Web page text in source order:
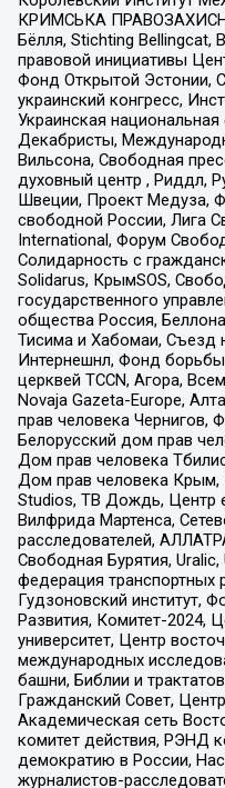
КРИМСЬКА
Бёлля, Stichting Bellingcat,
правовой инициативы
Фонд Открытой Эстонии,
украинский конгресс,
Украинская
Декабристы,
Вильсона, Свободная
духовный центр , Риддл,
Швеции, Проект Медуза,
свободной России, Лига
International, Форум
Солидарность с
Solidarus, КрымSOS,
государственного
общества Россия,
Тисима и Хабомаи, Съезд
Интернешнл, Фонд
церквей TCCN, Агора,
Novaja Gazeta-Europe,
прав человека
Белорусский дом прав
Дом прав человека
Дом прав человека Крым,
Studios, ТВ Дождь, Центр
Вилфрида Мартенса,
расследователей,
Свободная Бурятия,
федерация транспортных
Гудзоновский институт,
Развития, Комитет-2024,
университет, Центр
международных
башни, Библии и
Гражданский Совет,
Академическая сеть
комитет действия, РЭНД
демократию в России,
журналистов-